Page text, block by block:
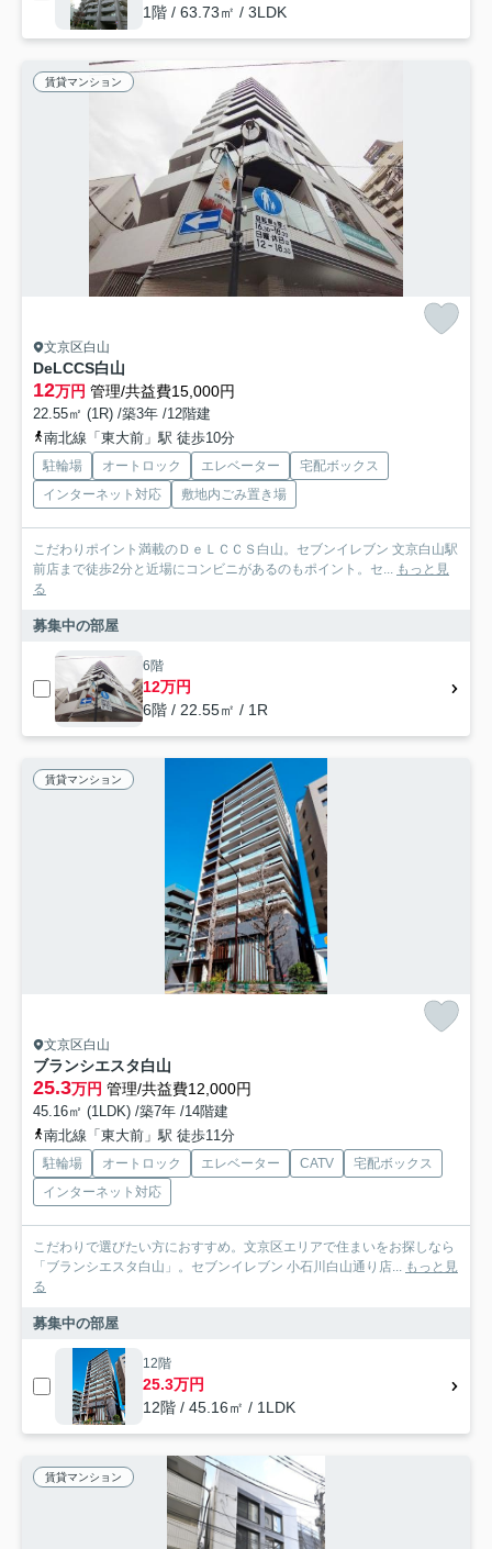
1階 / 63.73㎡ / 3LDK
賃貸マンション
文京区白山
DeLCCS白山
12万円 管理/共益費15,000円
22.55㎡ (1R) /築3年 /12階建
南北線「東大前」駅 徒歩10分
駐輪場 オートロック エレベーター
宅配ボックス
インターネット対応
敷地内ごみ置き場
こだわりポイント満載のＤｅＬＣＣＳ白山。セブンイレブン 文京白山駅
前店まで徒歩2分と近場にコンビニがあるのもポイント。セ... もっと見
る
募集中の部屋
6階
12万円
6階 / 22.55㎡ / 1R
賃貸マンション
文京区白山
ブランシエスタ白山
25.3万円 管理/共益費12,000円
45.16㎡ (1LDK) /築7年 /14階建
南北線「東大前」駅 徒歩11分
駐輪場 オートロック エレベーター CATV
宅配ボックス
インターネット対応
こだわりで選びたい方におすすめ。文京区エリアで住まいをお探しなら
「ブランシエスタ白山」。セブンイレブン 小石川白山通り店... もっと見
る
募集中の部屋
12階
25.3万円
12階 / 45.16㎡ / 1LDK
賃貸マンション